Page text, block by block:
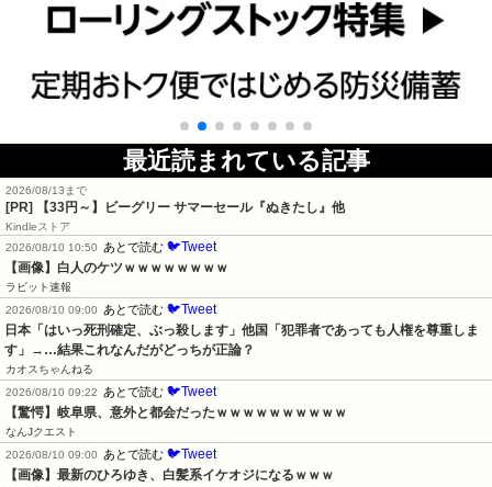
最近読まれている記事
2026/08/13まで
[PR] 【33円～】ビーグリー サマーセール『ぬきたし』他
Kindleストア
2026/08/10 10:50
あとで読む 🐦Tweet
【画像】白人のケツｗｗｗｗｗｗｗｗ
ラビット速報
2026/08/10 09:00
あとで読む 🐦Tweet
日本「はいっ死刑確定、ぶっ殺します」他国「犯罪者であっても人権を尊重しま
す」→…結果これなんだがどっちが正論？
カオスちゃんねる
2026/08/10 09:22
あとで読む 🐦Tweet
【驚愕】岐阜県、意外と都会だったｗｗｗｗｗｗｗｗｗｗ
なんJクエスト
2026/08/10 09:00
あとで読む 🐦Tweet
【画像】最新のひろゆき、白髪系イケオジになるｗｗｗ